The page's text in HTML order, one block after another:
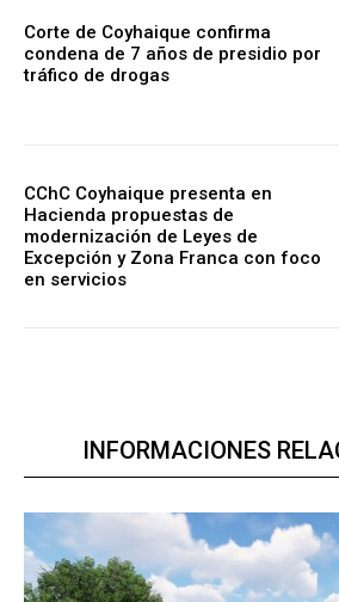
Corte de Coyhaique confirma
condena de 7 años de presidio por
tráfico de drogas
CChC Coyhaique presenta en
Hacienda propuestas de
modernización de Leyes de
Excepción y Zona Franca con foco
en servicios
INFORMACIONES